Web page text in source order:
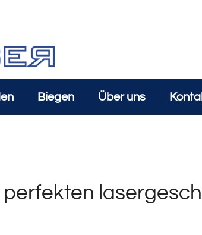
Biegen Über uns
perfekten